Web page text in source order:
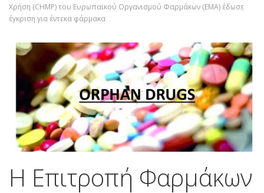
Χρήση (CHMP) του Ευρωπαϊκού Οργανισμού Φαρμάκων (ΕΜΑ) έδωσε
έγκριση για έντεκα φάρμακα
Η Επιτροπή Φαρμάκων